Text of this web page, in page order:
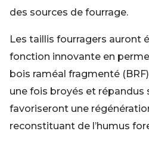
des sources de fourrage.
Les taillis fourragers auront
fonction innovante en
bois raméal fragmenté
une fois broyés et répandus
favoriseront une
reconstituant de l’humus